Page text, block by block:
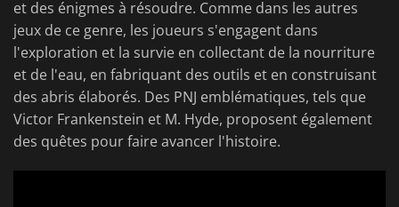
et des énigmes à résoudre. Comme dans les autres
jeux de ce genre, les joueurs s'engagent dans
l'exploration et la survie en collectant de la nourriture
et de l'eau, en fabriquant des outils et en construisant
des abris élaborés. Des PNJ emblématiques, tels que
Victor Frankenstein et M. Hyde, proposent également
des quêtes pour faire avancer l'histoire.